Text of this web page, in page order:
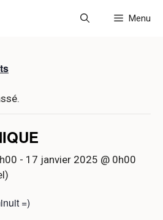
Menu
- 17 janvier 2025 @ 0h00
=)